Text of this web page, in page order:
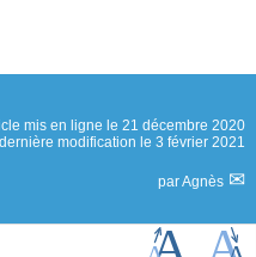
mis en ligne le21 décembre 2020
dernière modification le 3 février 2021
parAgnès